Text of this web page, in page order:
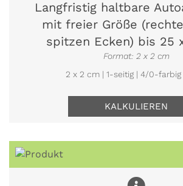
Langfristig haltbare
mit freier Größe
spitzen Ecken) bis 25
Format: 2 x 2 cm
2 x 2 cm | 1-seitig | 4/0-farbig
KALKULIEREN